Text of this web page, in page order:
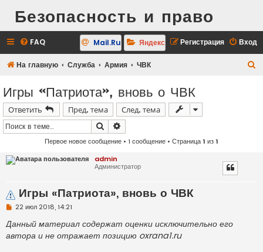
Безопасность и право
FAQ Вход
Регистрация
Mail.Ru Яндекс
На главную Служба Армия ЧВК
Игры «Патриота», вновь о ЧВК
Ответить Пред. тема
След. тема
Поиск
Первое новое сообщение • 1 сообщение • Страница1 из1
admin
Администратор
Игры «Патриота», вновь о ЧВК
Н
п
р
о
22 июл 2018, 14:21
Данный материал содержат оценки исключительно его
автора и не отражает позицию oxrana1.ru